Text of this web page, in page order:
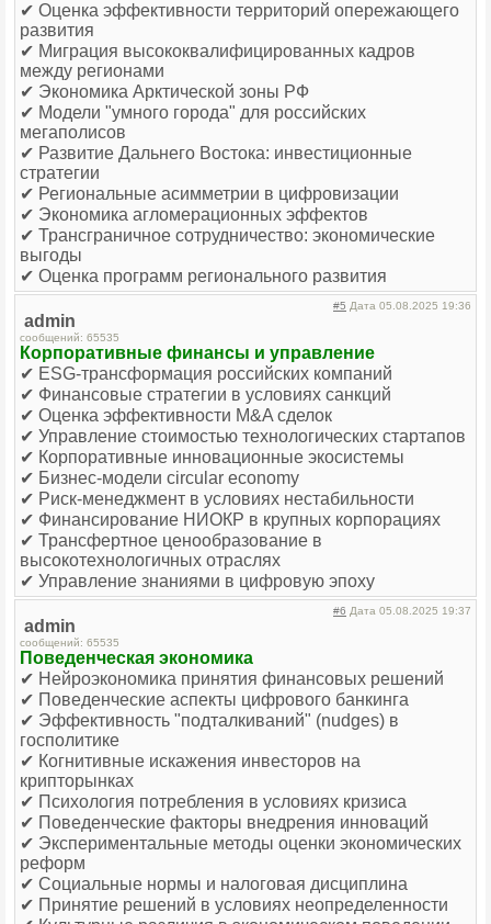
✔ Оценка эффективности территорий опережающего
развития
✔ Миграция высококвалифицированных кадров
между регионами
✔ Экономика Арктической зоны РФ
✔ Модели "умного города" для российских
мегаполисов
✔ Развитие Дальнего Востока: инвестиционные
стратегии
✔ Региональные асимметрии в цифровизации
✔ Экономика агломерационных эффектов
✔ Трансграничное сотрудничество: экономические
выгоды
✔ Оценка программ регионального развития
#5 Дата 05.08.2025 19:36
admin
сообщений: 65535
Корпоративные финансы и управление
✔ ESG-трансформация российских компаний
✔ Финансовые стратегии в условиях санкций
✔ Оценка эффективности M&A сделок
✔ Управление стоимостью технологических стартапов
✔ Корпоративные инновационные экосистемы
✔ Бизнес-модели circular economy
✔ Риск-менеджмент в условиях нестабильности
✔ Финансирование НИОКР в крупных корпорациях
✔ Трансфертное ценообразование в
высокотехнологичных отраслях
✔ Управление знаниями в цифровую эпоху
#6 Дата 05.08.2025 19:37
admin
сообщений: 65535
Поведенческая экономика
✔ Нейроэкономика принятия финансовых решений
✔ Поведенческие аспекты цифрового банкинга
✔ Эффективность "подталкиваний" (nudges) в
госполитике
✔ Когнитивные искажения инвесторов на
крипторынках
✔ Психология потребления в условиях кризиса
✔ Поведенческие факторы внедрения инноваций
✔ Экспериментальные методы оценки экономических
реформ
✔ Социальные нормы и налоговая дисциплина
✔ Принятие решений в условиях неопределенности